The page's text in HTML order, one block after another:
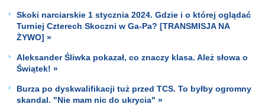
Skoki narciarskie 1 stycznia 2024. Gdzie i o której oglądać
Turniej Czterech Skoczni w Ga-Pa? [TRANSMISJA NA
ŻYWO] »
Aleksander Śliwka pokazał, co znaczy klasa. Ależ słowa o
Świątek! »
Burza po dyskwalifikacji tuż przed TCS. To byłby ogromny
skandal. "Nie mam nic do ukrycia" »